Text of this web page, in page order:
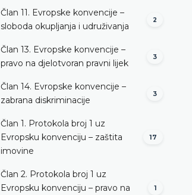
Član 11. Evropske konvencije –
sloboda okupljanja i udruživanja
2
Član 13. Evropske konvencije –
pravo na djelotvoran pravni lijek
3
Član 14. Evropske konvencije –
zabrana diskriminacije
3
Član 1. Protokola broj 1 uz
Evropsku konvenciju – zaštita
imovine
17
Član 2. Protokola broj 1 uz
Evropsku konvenciju – pravo na
1